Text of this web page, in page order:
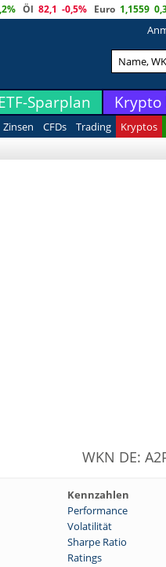
Öl 82,1 -0,5% Euro 1,1559
Sparplan Krypto
Zinsen CFDs Trading Kryptos
WKN DE:
Kennzahlen
Performance
Volatilität
Sharpe Ratio
Ratings